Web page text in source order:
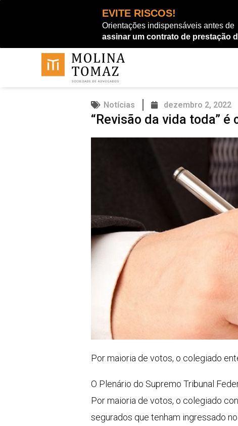
EVITE RISCOS!
Orientações indispensáveis antes de
assinar um contrato de prestação
conteúdo
Notícias dezembro 2, 2022
“Revisão da vida toda”
Por maioria de votos, o colegiado
O Plenário do Supremo Tribunal
Por maioria de votos, o colegiado
segurados que tenham ingressado